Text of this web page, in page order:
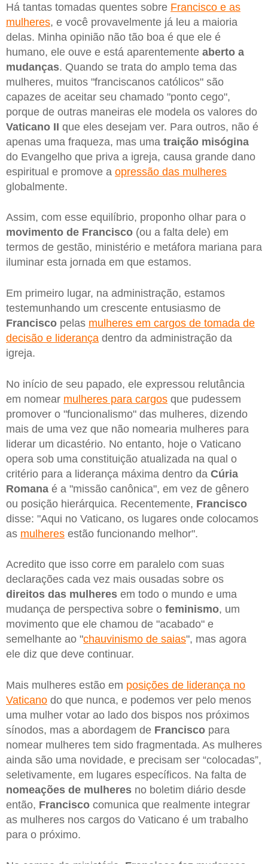
Há tantas tomadas quentes sobre Francisco e as
mulheres, e você provavelmente já leu a maioria
delas. Minha opinião não tão boa é que ele é
humano, ele ouve e está aparentemente aberto a
mudanças. Quando se trata do amplo tema das
mulheres, muitos "franciscanos católicos" são
capazes de aceitar seu chamado "ponto cego",
porque de outras maneiras ele modela os valores do
Vaticano II que eles desejam ver. Para outros, não é
apenas uma fraqueza, mas uma traição misógina
do Evangelho que priva a igreja, causa grande dano
espiritual e promove a opressão das mulheres
globalmente.
Assim, com esse equilíbrio, proponho olhar para o
movimento de Francisco (ou a falta dele) em
termos de gestão, ministério e metáfora mariana para
iluminar esta jornada em que estamos.
Em primeiro lugar, na administração, estamos
testemunhando um crescente entusiasmo de
Francisco pelas mulheres em cargos de tomada de
decisão e liderança dentro da administração da
igreja.
No início de seu papado, ele expressou relutância
em nomear mulheres para cargos que pudessem
promover o "funcionalismo" das mulheres, dizendo
mais de uma vez que não nomearia mulheres para
liderar um dicastério. No entanto, hoje o Vaticano
opera sob uma constituição atualizada na qual o
critério para a liderança máxima dentro da Cúria
Romana é a "missão canônica", em vez de gênero
ou posição hierárquica. Recentemente, Francisco
disse: "Aqui no Vaticano, os lugares onde colocamos
as mulheres estão funcionando melhor".
Acredito que isso corre em paralelo com suas
declarações cada vez mais ousadas sobre os
direitos das mulheres em todo o mundo e uma
mudança de perspectiva sobre o feminismo, um
movimento que ele chamou de "acabado" e
semelhante ao "chauvinismo de saias", mas agora
ele diz que deve continuar.
Mais mulheres estão em posições de liderança no
Vaticano do que nunca, e podemos ver pelo menos
uma mulher votar ao lado dos bispos nos próximos
sínodos, mas a abordagem de Francisco para
nomear mulheres tem sido fragmentada. As mulheres
ainda são uma novidade, e precisam ser “colocadas”,
seletivamente, em lugares específicos. Na falta de
nomeações de mulheres no boletim diário desde
então, Francisco comunica que realmente integrar
as mulheres nos cargos do Vaticano é um trabalho
para o próximo.